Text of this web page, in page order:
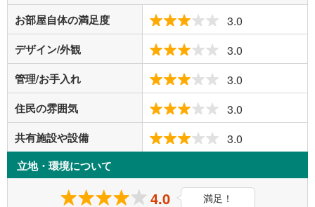
お部屋自体の満足度 3.0
デザイン/外観 3.0
管理/お手入れ 3.0
住民の雰囲気 3.0
共有施設や設備 3.0
立地・環境について
4.0 満足！